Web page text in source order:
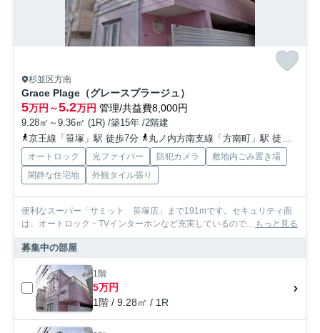
杉並区方南
Grace Plage（グレースプラージュ）
5万円～5.2万円 管理/共益費8,000円
9.28㎡～9.36㎡ (1R) /築15年 /2階建
京王線「笹塚」駅 徒歩7分
丸ノ内方南支線「方南町」駅 徒歩13分
オートロック 光ファイバー 防犯カメラ
敷地内ごみ置き場
閑静な住宅地
外観タイル張り
便利なスーパー「サミット 笹塚店」まで191mです。セキュリティ面
は、オートロック・TVインターホンなど充実しているので... もっと見る
募集中の部屋
1階
5万円
1階 / 9.28㎡ / 1R